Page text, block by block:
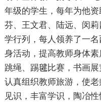
年级的学生，每年为他
芬、王文君、陆远、闵
学行列，每人领养了一
身活动，提高教师身体
跳绳、踢毽比赛，书画
认真组织教师旅游，使
见识，丰富学识，陶冶